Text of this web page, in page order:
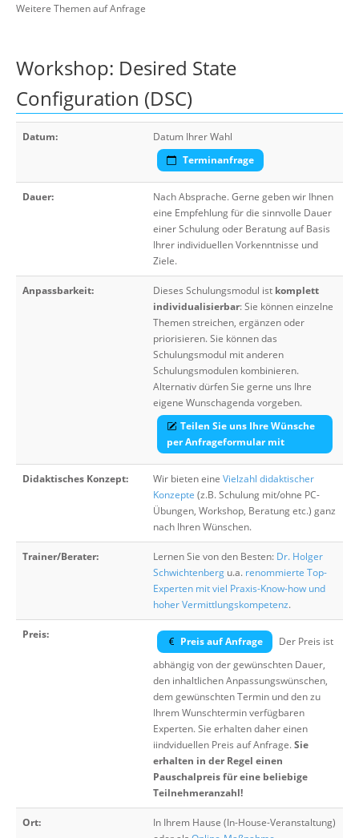
Weitere Themen auf Anfrage
Workshop: Desired State
Configuration (DSC)
Datum:
Datum Ihrer Wahl
Terminanfrage
Dauer:
Nach Absprache. Gerne geben wir Ihnen
eine Empfehlung für die sinnvolle Dauer
einer Schulung oder Beratung auf Basis
Ihrer individuellen Vorkenntnisse und
Ziele.
Anpassbarkeit: Dieses Schulungsmodul ist komplett
individualisierbar: Sie können einzelne
Themen streichen, ergänzen oder
priorisieren. Sie können das
Schulungsmodul mit anderen
Schulungsmodulen kombinieren.
Alternativ dürfen Sie gerne uns Ihre
eigene Wunschagenda vorgeben.
Teilen Sie uns Ihre Wünsche
per Anfrageformular mit
Didaktisches Konzept: Wir bieten eine Vielzahl didaktischer
Konzepte (z.B. Schulung mit/ohne PC-
Übungen, Workshop, Beratung etc.) ganz
nach Ihren Wünschen.
Trainer/Berater: Lernen Sie von den Besten: Dr. Holger
Schwichtenberg u.a. renommierte Top-
Experten mit viel Praxis-Know-how und
hoher Vermittlungskompetenz.
Preis:
Preis auf Anfrage
Der Preis ist
abhängig von der gewünschten Dauer,
den inhaltlichen Anpassungswünschen,
dem gewünschten Termin und den zu
Ihrem Wunschtermin verfügbaren
Experten. Sie erhalten daher einen
iindviduellen Preis auf Anfrage.Sie
erhalten in der Regel einen
Pauschalpreis für eine beliebige
Teilnehmeranzahl!
Ort:
In Ihrem Hause (In-House-Veranstaltung)